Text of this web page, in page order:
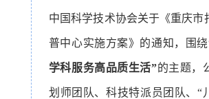
中国科学技术协会关于《重庆市
普中心实施方案》的通知，围绕
学科服务高品质生活”的主题，
划师团队、科技特派员团队、“